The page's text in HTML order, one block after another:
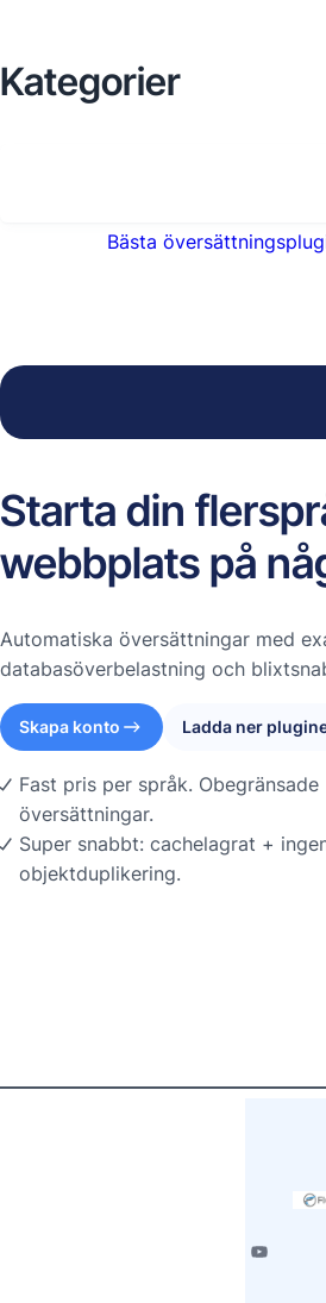
Kategorier
Bästa
Starta din
webbplats på
Automatiska översättningar med
databasöverbelastning och
Skapa konto Ladda ner
Fast pris per språk. Obegränsade
översättningar.
Super snabbt: cachelagrat +
objektduplikering.